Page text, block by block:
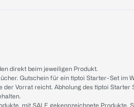
direkt beim jeweiligen Produkt.
Gutschein für ein tiptoi Starter-Set
Vorrat reicht. Abholung des tiptoi
mit SALE gekennzeichnete